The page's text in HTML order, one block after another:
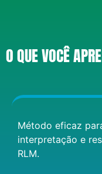
O QUE VOCÊ
Método eficaz
interpretação e
RLM.